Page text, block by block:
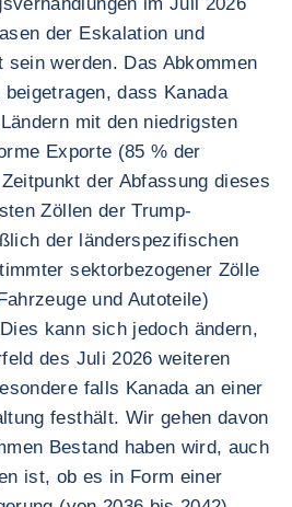
der Eskalation und
sein werden. Das Abkommen
dass Kanada
mit den niedrigsten
Exporte (85 % der
der Abfassung dieses
Zöllen der Trump-
der länderspezifischen
sektorbezogener Zölle
und Autoteile)
kann sich jedoch ändern,
des Juli 2026 weiteren
falls Kanada an einer
festhält. Wir gehen davon
Bestand haben wird, auch
ist, ob es in Form einer